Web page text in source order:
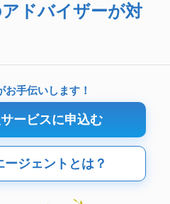
ドバイザーが対
お手伝いします！
ービスに申込む
ージェントとは？